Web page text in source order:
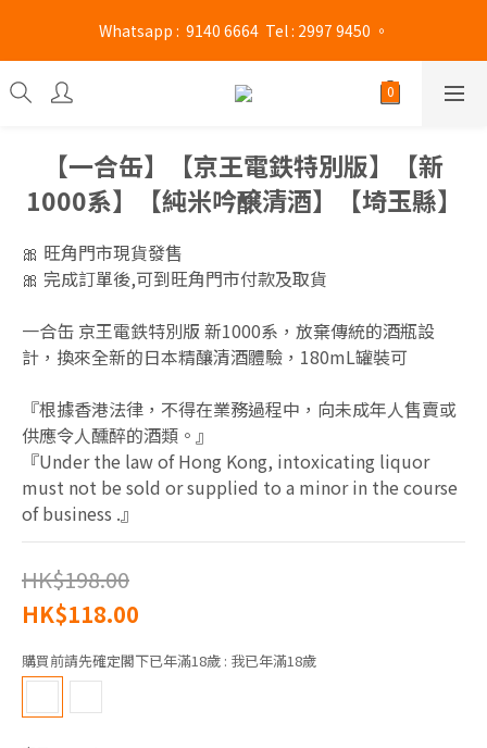
旺角門市營業時間 : (星期一至六 13:00 - 21:00 / 星期日及公眾假期
13:00 - 19:00)
旺角門市營業時間 : (星期一至六 13:00 - 21:00 / 星期日及公眾假期
13:00 - 19:00)
【一合缶】【京王電鉄特別版】【新
1000系】【純米吟醸清酒】【埼玉縣】
🎀 旺角門市現貨發售
🎀 完成訂單後,可到旺角門市付款及取貨
一合缶 京王電鉄特別版 新1000系，放棄傳統的酒瓶設
計，換來全新的日本精釀清酒體驗，180mL罐裝可
『根據香港法律，不得在業務過程中，向未成年人售賣或
供應令人醺醉的酒類。』
『Under the law of Hong Kong, intoxicating liquor
must not be sold or supplied to a minor in the course
of business .』
HK$198.00
HK$118.00
購買前請先確定閣下已年滿18歲 : 我已年滿18歲